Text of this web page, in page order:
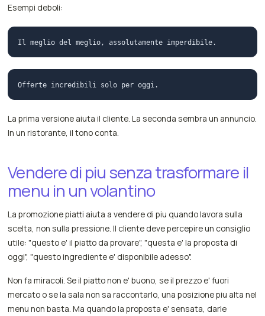
Esempi deboli:
La prima versione aiuta il cliente. La seconda sembra un annuncio.
In un ristorante, il tono conta.
Vendere di piu senza trasformare il
menu in un volantino
La promozione piatti aiuta a vendere di piu quando lavora sulla
scelta, non sulla pressione. Il cliente deve percepire un consiglio
utile: "questo e' il piatto da provare", "questa e' la proposta di
oggi", "questo ingrediente e' disponibile adesso".
Non fa miracoli. Se il piatto non e' buono, se il prezzo e' fuori
mercato o se la sala non sa raccontarlo, una posizione piu alta nel
menu non basta. Ma quando la proposta e' sensata, darle